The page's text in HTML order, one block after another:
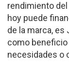
rendimiento
hoy puede
de la marca, es
como
necesidades o